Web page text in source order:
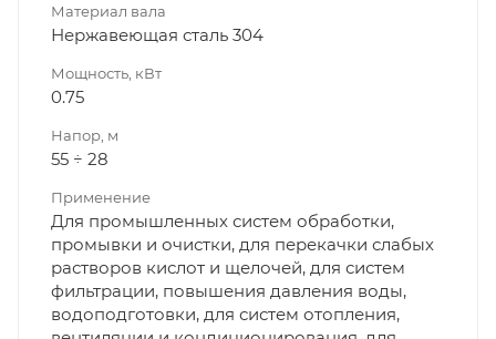
Материал вала
Нержавеющая сталь 304
Мощность, кВт
0.75
Напор, м
55 ÷ 28
Применение
Для промышленных систем обработки,
промывки и очистки, для перекачки слабых
растворов кислот и щелочей, для систем
фильтрации, повышения давления воды,
водоподготовки, для систем отопления,